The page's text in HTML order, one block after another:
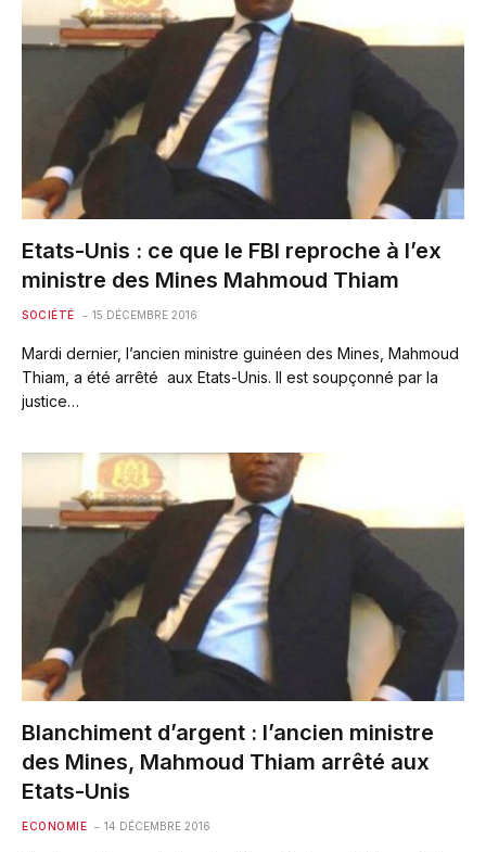
Etats-Unis : ce que le FBI reproche à l’ex
ministre des Mines Mahmoud Thiam
SOCIÉTÉ 15 DÉCEMBRE 2016
Mardi dernier, l’ancien ministre guinéen des Mines, Mahmoud
Thiam, a été arrêté aux Etats-Unis. Il est soupçonné par la
justice…
Blanchiment d’argent : l’ancien ministre
des Mines, Mahmoud Thiam arrêté aux
Etats-Unis
ECONOMIE 14 DÉCEMBRE 2016